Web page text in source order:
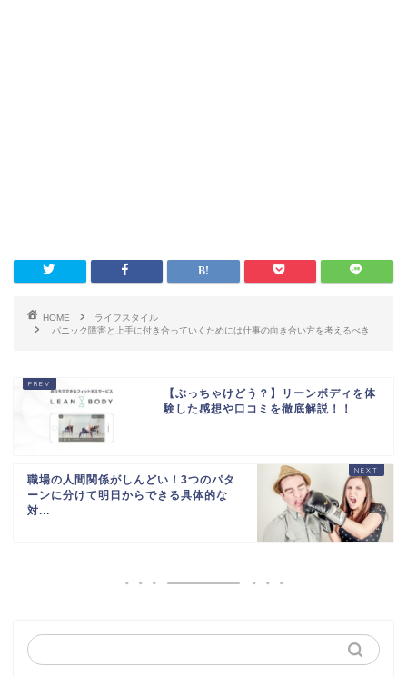
HOME
ライフスタイル
パニック障害と上手に付き合っていくためには仕事の向き合い方を考えるべき
【ぶっちゃけどう？】リーンボディを体
験した感想や口コミを徹底解説！！
職場の人間関係がしんどい！3つのパタ
ーンに分けて明日からできる具体的な
対...